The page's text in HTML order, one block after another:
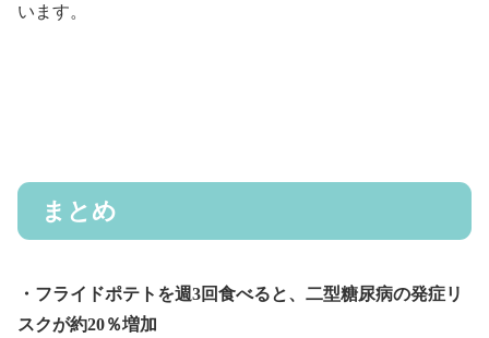
います。
まとめ
・フライドポテトを週3回食べると、二型糖尿病の発症リ
スクが約20％増加